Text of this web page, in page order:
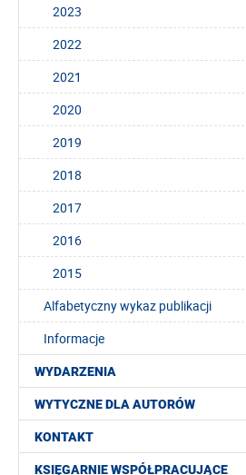
2023
2022
2021
2020
2019
2018
2017
2016
2015
Alfabetyczny wykaz publikacji
Informacje
WYDARZENIA
WYTYCZNE DLA AUTORÓW
KONTAKT
KSIĘGARNIE WSPÓŁPRACUJĄCE